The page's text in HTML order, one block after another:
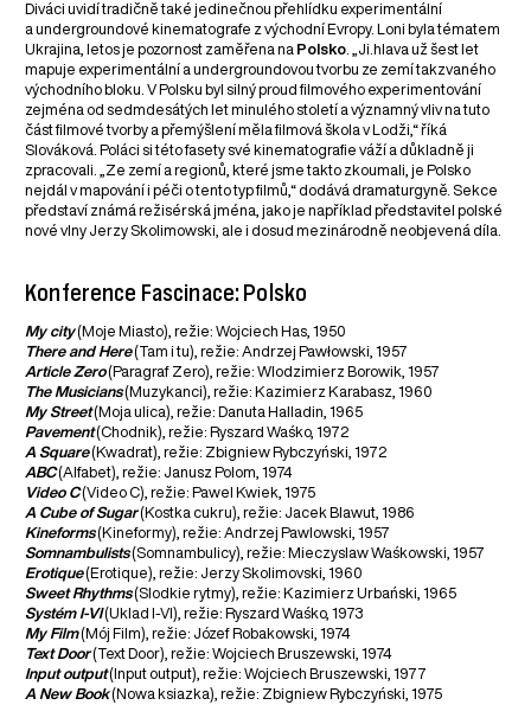
Diváci uvidí tradičně také jedinečnou přehlídku experimentální
a undergroundové kinematografe z východní Evropy. Loni byla tématem
Ukrajina, letos je pozornost zaměřena na Polsko . „Ji.hlava už šest let
mapuje experimentální a undergroundovou tvorbu ze zemí takzvaného
východního bloku. V Polsku byl silný proud filmového experimentování
zejména od sedmdesátých let minulého století a významný vliv na tuto
část filmové tvorby a přemýšlení měla filmová škola v Lodži,“ říká
Slováková. Poláci si této fasety své kinematografie váží a důkladně ji
zpracovali. „Ze zemí a regionů, které jsme takto zkoumali, je Polsko
nejdál v mapování i péči o tento typ filmů,“ dodává dramaturgyně. Sekce
představí známá režisérská jména, jako je například představitel polské
nové vlny Jerzy Skolimowski, ale i dosud mezinárodně neobjevená díla.
Konference Fascinace: Polsko
My city(Moje Miasto), režie: Wojciech Has, 1950
There and Here(Tam i tu), režie: Andrzej Pawłowski, 1957
Article Zero(Paragraf Zero), režie: Wlodzimierz Borowik, 1957
The Musicians(Muzykanci), režie: Kazimierz Karabasz, 1960
My Street(Moja ulica), režie: Danuta Halladin, 1965
Pavement(Chodnik), režie: Ryszard Waśko, 1972
A Square(Kwadrat), režie: Zbigniew Rybczyński, 1972
ABC(Alfabet), režie: Janusz Polom, 1974
Video C(Video C), režie: Pawel Kwiek, 1975
A Cube of Sugar(Kostka cukru), režie: Jacek Blawut, 1986
Kineforms(Kineformy), režie: Andrzej Pawlowski, 1957
Somnambulists(Somnambulicy), režie: Mieczyslaw Waśkowski, 1957
Erotique(Erotique), režie: Jerzy Skolimovski, 1960
Sweet Rhythms(Slodkie rytmy), režie: Kazimierz Urbański, 1965
Systém I-VI(Uklad I-VI), režie: Ryszard Waśko, 1973
My Film(Mój Film), režie: Józef Robakowski, 1974
Text Door(Text Door), režie: Wojciech Bruszewski, 1974
Input output(Input output), režie: Wojciech Bruszewski, 1977
A New Book(Nowa ksiazka), režie: Zbigniew Rybczyński, 1975